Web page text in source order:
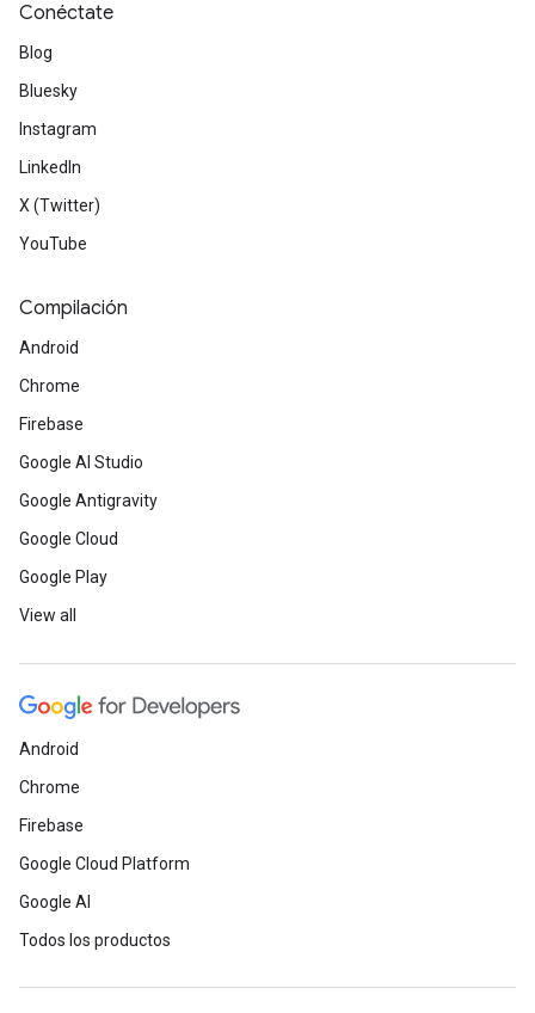
Conéctate
Blog
Bluesky
Instagram
LinkedIn
X (Twitter)
YouTube
Compilación
Android
Chrome
Firebase
Google AI Studio
Google Antigravity
Google Cloud
Google Play
View all
Android
Chrome
Firebase
Google Cloud Platform
Google AI
Todos los productos